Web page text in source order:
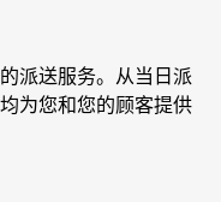
派送服务。从当日派
为您和您的顾客提供